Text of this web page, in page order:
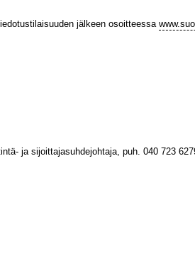
jälkeen osoitteessa
ja sijoittajasuhdejohtaja, puh. 040 723